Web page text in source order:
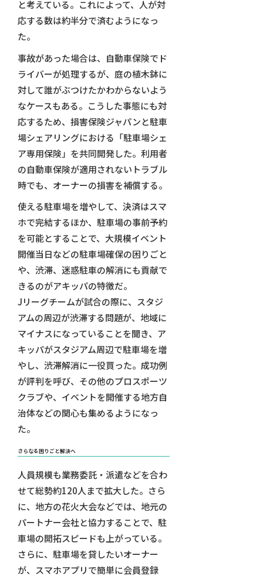
と考えている。これによって、人が対
応する数は約半分で済むようになっ
た。
事故があった場合は、自動車保険でド
ライバーが処理するが、庭の植木鉢に
対して誰がぶつけたかわからないよう
なケースもある。こうした事態にも対
応するため、損害保険ジャパンと駐車
場シェアリングにおける「駐車場シェ
ア専用保険」を共同開発した。利用者
の自動車保険が適用されないトラブル
時でも、オーナーの損害を補償する。
使える駐車場を増やして、決済はスマ
ホで完結するほか、駐車場の事前予約
を可能とすることで、大規模イベント
開催当日などの駐車場確保の困りごと
や、渋滞、迷惑駐車の解消にも貢献で
きるのがアキッパの特徴だ。
Jリーグチームが試合の際に、スタジ
アムの周辺が渋滞する問題が、地域に
マイナスになっていることを聞き、ア
キッパがスタジアム周辺で駐車場を増
やし、渋滞解消に一役買った。成功例
が評判を呼び、その他のプロスポーツ
クラブや、イベントを開催する地方自
治体などの関心も集めるようになっ
た。
さらなる困りごと解決へ
人員規模も業務委託・派遣などを合わ
せて総勢約120人まで拡大した。さら
に、地方の花火大会などでは、地元の
パートナー会社と協力することで、駐
車場の開拓スピードも上がっている。
さらに、駐車場を貸したいオーナー
が、スマホアプリで簡単に会員登録